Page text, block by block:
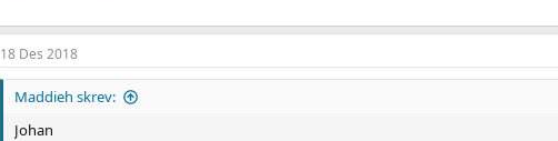
18 Des 2018
Maddieh skrev:
Johan